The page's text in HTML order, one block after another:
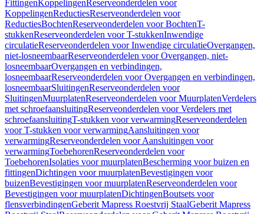
FittingenKoppelingenReserveonderdelen voor
KoppelingenReductiesReserveonderdelen voor
ReductiesBochtenReserveonderdelen voor BochtenT-
stukkenReserveonderdelen voor T-stukkenInwendige
circulatieReserveonderdelen voor Inwendige circulatieOvergangen,
niet-losneembaarReserveonderdelen voor Overgangen, niet-
losneembaarOvergangen en verbindingen,
losneembaarReserveonderdelen voor Overgangen en verbindingen,
losneembaarSluitingenReserveonderdelen voor
SluitingenMuurplatenReserveonderdelen voor MuurplatenVerdelers
met schroefaansluitingReserveonderdelen voor Verdelers met
schroefaansluitingT-stukken voor verwarmingReserveonderdelen
voor T-stukken voor verwarmingAansluitingen voor
verwarmingReserveonderdelen voor Aansluitingen voor
verwarmingToebehorenReserveonderdelen voor
ToebehorenIsolaties voor muurplatenBescherming voor buizen en
fittingenDichtingen voor muurplatenBevestigingen voor
buizenBevestigingen voor muurplatenReserveonderdelen voor
Bevestigingen voor muurplatenDichtingenBoutsets voor
flensverbindingenGeberit Mapress Roestvrij StaalGeberit Mapress